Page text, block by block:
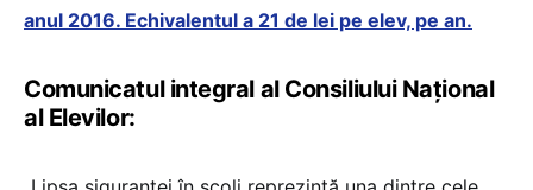
anul 2016. Echivalentul a 21 de lei pe elev, pe an.
Comunicatul integral al Consiliului Național
al Elevilor: